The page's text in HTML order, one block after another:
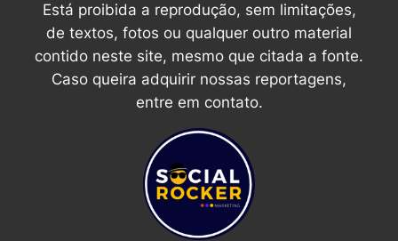
Está proibida a reprodução, sem limitações,
de textos, fotos ou qualquer outro material
contido neste site, mesmo que citada a fonte.
Caso queira adquirir nossas reportagens,
entre em contato.